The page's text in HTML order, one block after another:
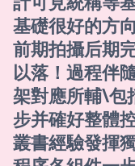
基礎很好的方
前期拍攝后期
以落！過程伴
架對應所輔\包
步并確好整體
叢書經驗發揮